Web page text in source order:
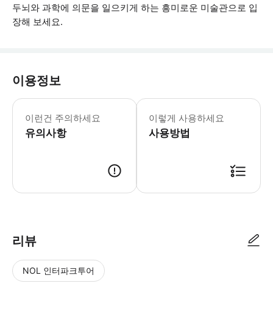
두뇌와 과학에 의문을 일으키게 하는 흥미로운 미술관으로 입
장해 보세요.
이용정보
이런건 주의하세요
유의사항
이렇게 사용하세요
사용방법
리뷰
NOL 인터파크투어